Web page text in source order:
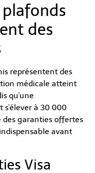
des
représentent des
médicale atteint
qu'une
s'élever à 30 000
des garanties offertes
avant
Visa